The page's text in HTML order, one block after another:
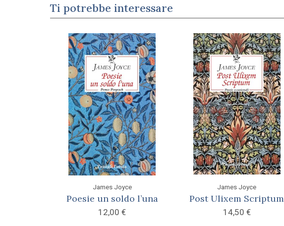
Ti potrebbe interessare
James Joyce
Poesie un soldo l’una
12,00€
James Joyce
Post Ulixem Scriptum
14,50 €